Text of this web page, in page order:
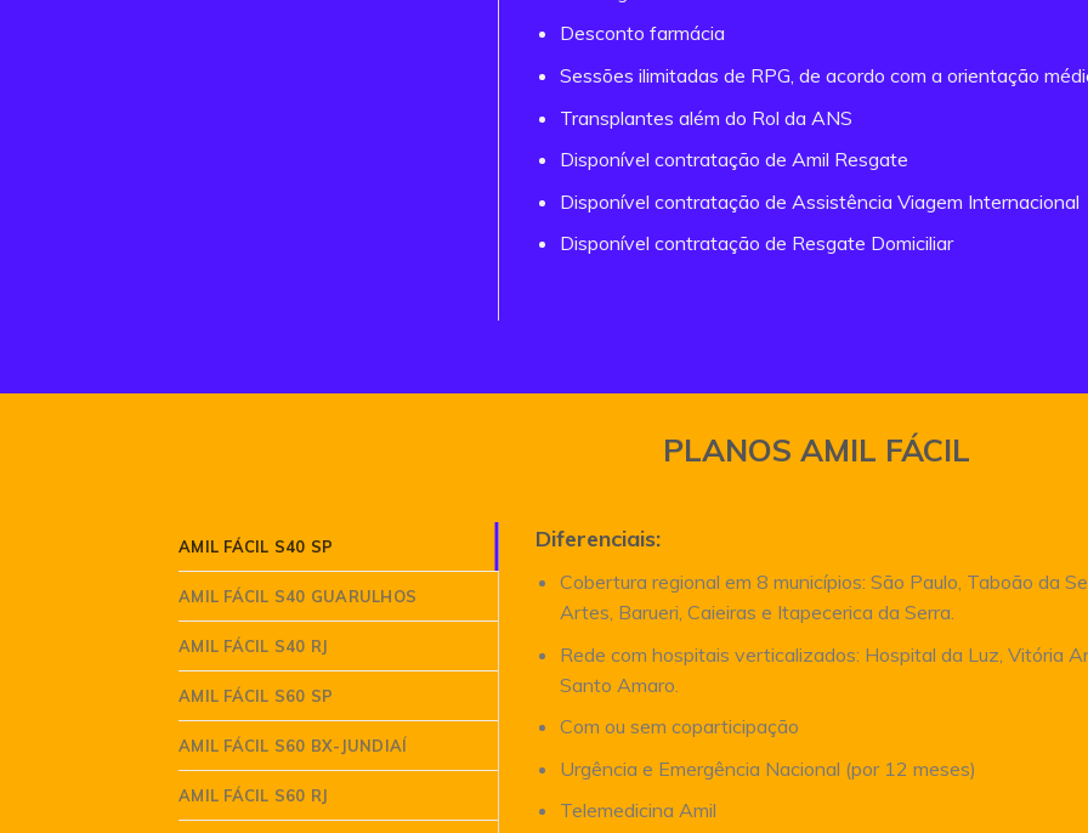
Desconto farmácia
Sessões ilimitadas de RPG, de acordo com a orientação
Transplantes além do Rol da ANS
Disponível contratação de Amil Resgate
Disponível contratação de Assistência Viagem Internacional
Disponível contratação de Resgate Domiciliar
PLANOS AMIL FÁCIL
AMIL FÁCIL S40 SP
AMIL FÁCIL S40 GUARULHOS
AMIL FÁCIL S40 RJ
AMIL FÁCIL S60 SP
AMIL FÁCIL S60 BX-JUNDIAÍ
AMIL FÁCIL S60 RJ
Diferenciais:
Cobertura regional em 8 municípios: São Paulo, Taboão da
Artes, Barueri, Caieiras e Itapecerica da Serra.
Rede com hospitais verticalizados: Hospital da Luz, Vitória
Santo Amaro.
Com ou sem coparticipação
Urgência e Emergência Nacional (por 12 meses)
Telemedicina Amil